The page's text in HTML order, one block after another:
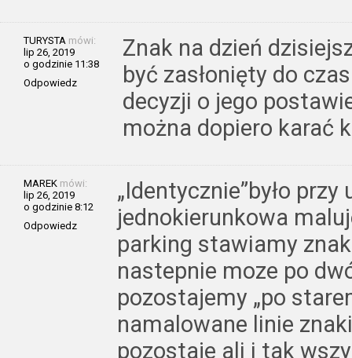
TURYSTA mówi:
lip 26, 2019
o godzinie 11:38
Odpowiedz
Znak na dzień
być zasłonięty do
decyzji o jego
można dopiero karać
MAREK mówi:
lip 26, 2019
o godzinie 8:12
Odpowiedz
„Identycznie”było
jednokierunkowa
parking stawiamy
nastepnie moze po
pozostajemy „po
namalowane linie
pozostaje ali i tak